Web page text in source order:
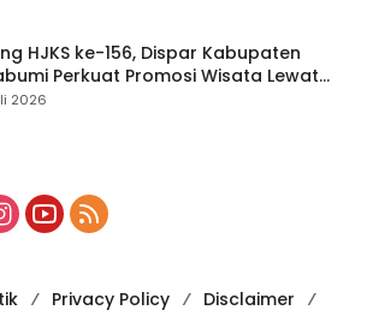
HJKS ke-156, Dispar Kabupaten
Perkuat Promosi Wisata Lewat
Digital
2026
Privacy Policy
Disclaimer